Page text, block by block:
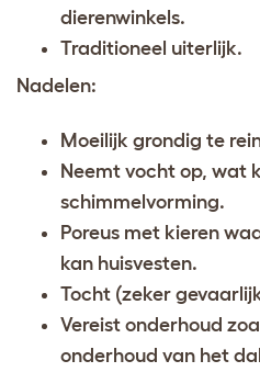
dierenwinkels.
Traditioneel uiterlijk.
Nadelen:
Moeilijk grondig te
Neemt vocht op, wat
schimmelvorming.
Poreus met kieren
kan huisvesten.
Tocht (zeker
Vereist onderhoud
onderhoud van het